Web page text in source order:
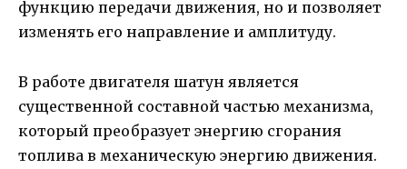
функцию передачи движения, но и позволяет
изменять его направление и амплитуду.
В работе двигателя шатун является
существенной составной частью механизма,
который преобразует энергию сгорания
топлива в механическую энергию движения.